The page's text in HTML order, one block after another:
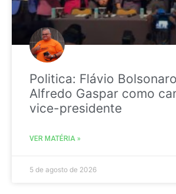
Politica: Flávio
Alfredo Gaspar como
vice-presidente
VER MATÉRIA »
5 de agosto de 2026